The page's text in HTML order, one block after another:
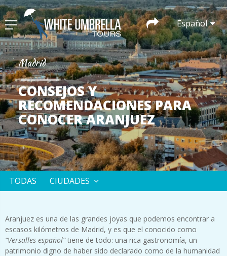
Español
Madrid
CONSEJOS Y
RECOMENDACIONES PARA
CONOCER ARANJUEZ
TODAS CIUDADES
Aranjuez es una de las grandes joyas que podemos encontrar a
escasos kilómetros de Madrid, y es que el conocido como
“Versalles español”tiene de todo: una rica gastronomía, un
patrimonio digno de haber sido declarado como de la humanidad